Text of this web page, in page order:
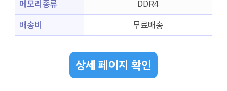
메모리종류
DDR4
배송비
무료배송
상세 페이지 확인